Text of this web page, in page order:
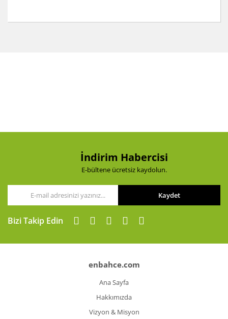
Ürün fiyatı diğer sitelerden daha pahalı.
Gönder
İndirim Habercisi
E-bültene ücretsiz kaydolun.
Kaydet
Bizi Takip Edin
enbahce.com
Ana Sayfa
Hakkımızda
Vizyon & Misyon